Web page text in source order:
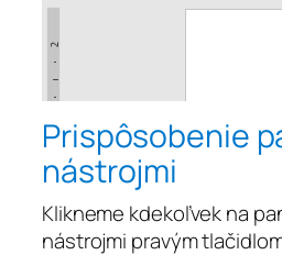
Prispôsobenie
nástrojmi
Klikneme kdekoľvek na
nástrojmi pravým